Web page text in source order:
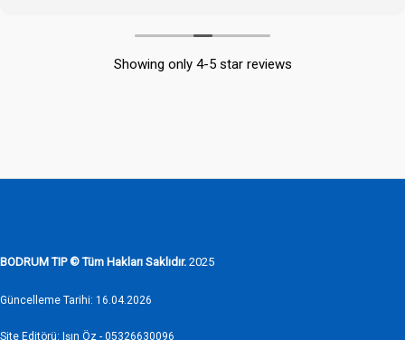
Showing only 4-5 star reviews
BODRUM TIP © Tüm Hakları Saklıdır. 2025
Güncelleme Tarihi: 16.04.2026
Site Editörü: Işın Öz - 05326630096